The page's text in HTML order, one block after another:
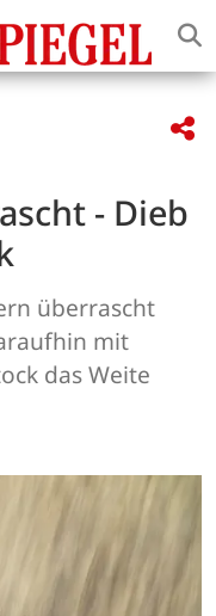
- Dieb
überrascht
mit
das Weite